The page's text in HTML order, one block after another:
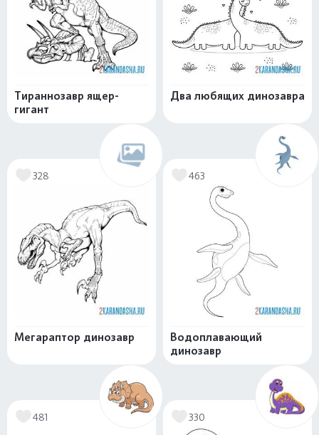
Тираннозавр ящер-
гигант
Два любящих динозавра
328
Мегараптор динозавр
463
Водоплавающий
динозавр
481 330